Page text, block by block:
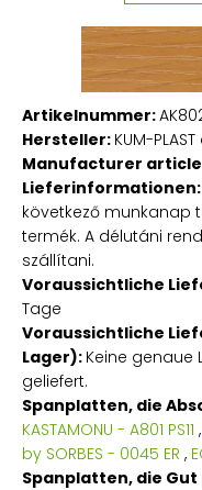
Artikelnummer:
Hersteller: KUM-
Manufacturer
Lieferinformationen:
következő munkanap
termék. A délutáni
szállítani.
Voraussichtliche
Tage
Voraussichtliche
Lager): Keine genaue
geliefert.
Spanplatten, die
KASTAMONU - A801 PS11 ,
by SORBES - 0045 ER ,
Spanplatten, die Gut